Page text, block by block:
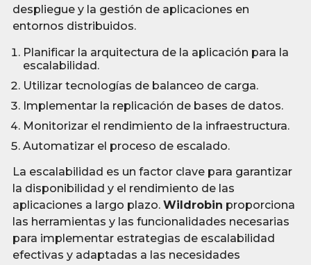
despliegue y la gestión de aplicaciones en
entornos distribuidos.
Planificar la arquitectura de la aplicación para la
escalabilidad.
Utilizar tecnologías de balanceo de carga.
Implementar la replicación de bases de datos.
Monitorizar el rendimiento de la infraestructura.
Automatizar el proceso de escalado.
La escalabilidad es un factor clave para garantizar
la disponibilidad y el rendimiento de las
aplicaciones a largo plazo. Wildrobin proporciona
las herramientas y las funcionalidades necesarias
para implementar estrategias de escalabilidad
efectivas y adaptadas a las necesidades